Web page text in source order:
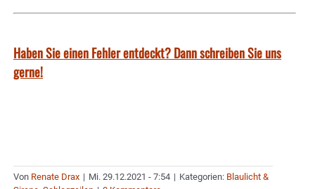
Haben Sie einen Fehler entdeckt? Dann schreiben Sie uns
gerne!
Von Renate Drax | Mi. 29.12.2021 - 7:54 | Kategorien: Blaulicht &